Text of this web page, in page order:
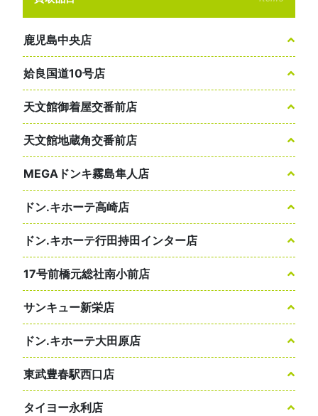
鹿児島中央店
姶良国道10号店
天文館御着屋交番前店
天文館地蔵角交番前店
MEGAドンキ霧島隼人店
ドン.キホーテ高崎店
ドン.キホーテ行田持田インター店
17号前橋元総社南小前店
サンキュー新栄店
ドン.キホーテ大田原店
東武豊春駅西口店
タイヨー永利店